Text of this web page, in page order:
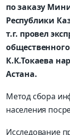
по заказу
Республики
т.г. провел
К.К.Токаева
Астана.
Метод сбора
населения
Исследование